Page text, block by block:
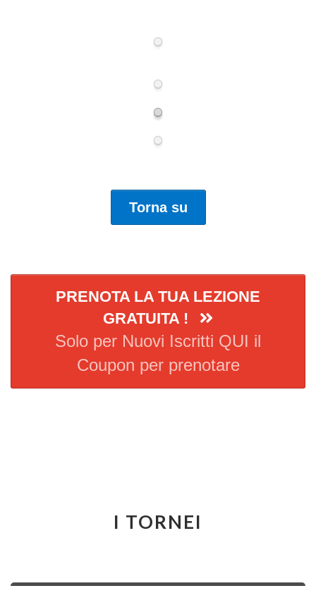
Torna su
PRENOTA LA TUA LEZIONE
GRATUITA !
Solo per Nuovi Iscritti QUI il
Coupon per prenotare
I TORNEI